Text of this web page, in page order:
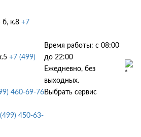
б, к.8 +7
+7 (499)
460-69-76
450-63-
Время работы: с 08:00
до 22:00
Ежедневно, без
выходных.
Выбрать сервис